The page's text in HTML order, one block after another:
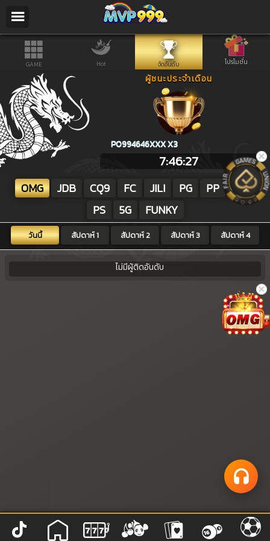
GAME Hot จัดอันดับ โปรโมชั่น
ผู้ชนะประจำเดือน
P0994646XXX X3
7:46:27
OMG JDB CQ9 FC JILI PG PP
YB
PS
5G FUNKY
วันนี้ สัปดาห์ 1 สัปดาห์ 2 สัปดาห์ 3 สัปดาห์ 4
ไม่มีผู้ติดอันดับ
×
โปรโมชั่น
จัดอันดับ
เกี่ยวกับเรา
Installation
ข้อกำหนดและเงื่อนไข
กฏกติกาการเดิมพันกีฬา
ดาวน์โหลด